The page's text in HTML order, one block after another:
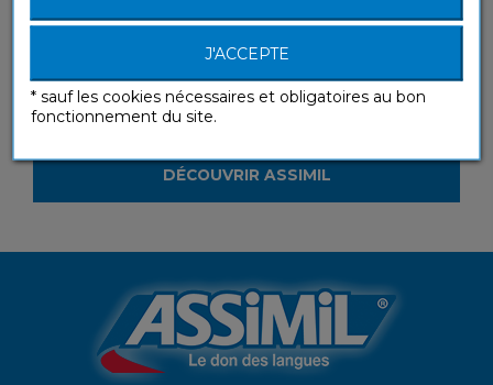
Envie d'en savoir plus sur notre méthode ?
DÉCOUVRIR ASSIMIL
J'ACCEPTE
* sauf les cookies nécessaires et obligatoires au bon
fonctionnement du site.